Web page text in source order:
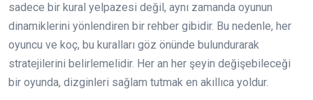
sadece bir kural yelpazesi değil, aynı zamanda oyunun
dinamiklerini yönlendiren bir rehber gibidir. Bu nedenle, her
oyuncu ve koç, bu kuralları göz önünde bulundurarak
stratejilerini belirlemelidir. Her an her şeyin değişebileceği
bir oyunda, dizginleri sağlam tutmak en akıllıca yoldur.